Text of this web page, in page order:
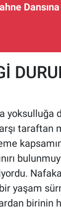
yoksulluğa
taraftan
yaşam
birinin